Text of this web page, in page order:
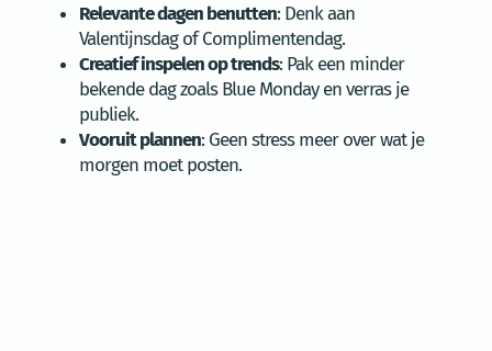
Relevante dagen benutten: Denk aan
Valentijnsdag of Complimentendag.
Creatief inspelen op trends: Pak een minder
bekende dag zoals Blue Monday en verras je
publiek.
Vooruit plannen: Geen stress meer over wat je
morgen moet posten.